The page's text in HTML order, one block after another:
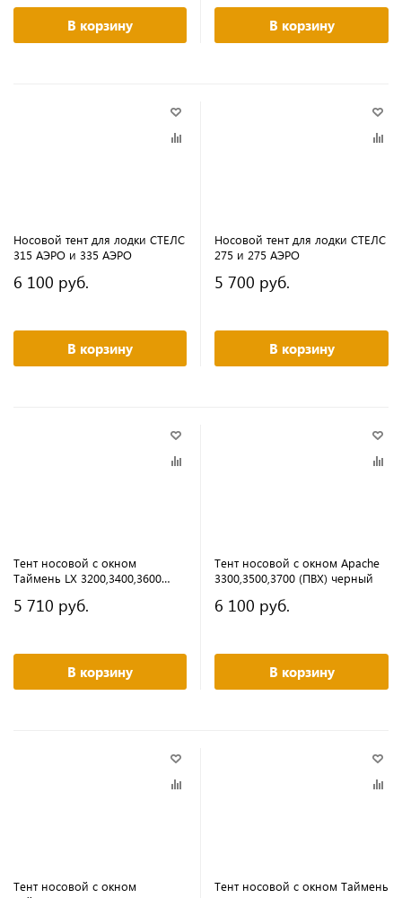
В корзину В корзину
Носовой тент для лодки СТЕЛС
315 АЭРО и 335 АЭРО
6 100 руб.
В корзину
Носовой тент для лодки СТЕЛС
275 и 275 АЭРО
5 700 руб.
В корзину
Тент носовой с окном
Таймень LX 3200,3400,3600
5 710 руб.
В корзину
Тент носовой с окном Apache
3300,3500,3700 (ПВХ) черный
6 100 руб.
В корзину
Тент носовой с окном
Тент носовой с окном Таймень